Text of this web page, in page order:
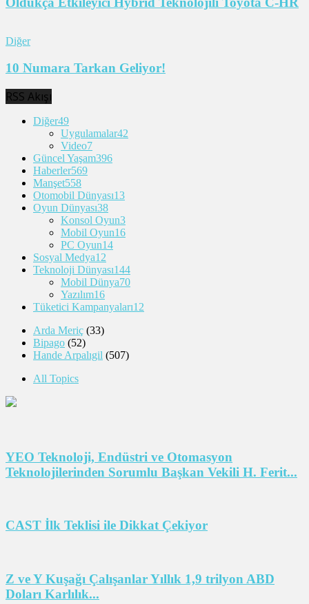
Diğer
10 Numara Tarkan Geliyor!
RSS Akışı
Diğer49
Uygulamalar42
Video7
Güncel Yaşam396
Haberler569
Manşet558
Otomobil Dünyası13
Oyun Dünyası38
Konsol Oyun3
Mobil Oyun16
PC Oyun14
Sosyal Medya12
Teknoloji Dünyası144
Mobil Dünya70
Yazılım16
Tüketici Kampanyaları12
Arda Meriç (33)
Bipago (52)
Hande Arpalıgil (507)
All Topics
YEO Teknoloji, Endüstri ve Otomasyon
Teknolojilerinden Sorumlu Başkan Vekili H. Ferit...
CAST İlk Teklisi ile Dikkat Çekiyor
Z ve Y Kuşağı Çalışanlar Yıllık 1,9 trilyon ABD
Doları Karlılık...